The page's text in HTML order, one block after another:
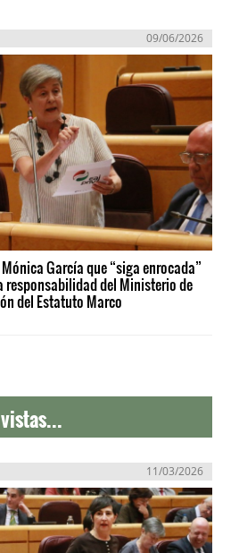
09/06/2026
García que “siga enrocada”
responsabilidad del Ministerio de
del Estatuto Marco
11/03/2026